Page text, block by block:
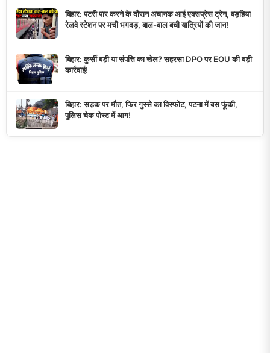
बिहार: पटरी पार करने के दौरान अचानक आई एक्सप्रेस ट्रेन, बड़हिया
रेलवे स्टेशन पर मची भगदड़, बाल-बाल बची यात्रियों की जान!
बिहार: कुर्सी बड़ी या संपत्ति का खेल? सहरसा DPO पर EOU की बड़ी
कार्रवाई!
बिहार: सड़क पर मौत, फिर गुस्से का विस्फोट, पटना में बस फूंकी,
पुलिस चेक पोस्ट में आग!